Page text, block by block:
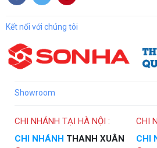
Kết nối với chúng tôi
Showroom
CHI NHÁNH TẠI HÀ NỘI :
CHI NHÁNH THANH XUÂN
CHI
CHI